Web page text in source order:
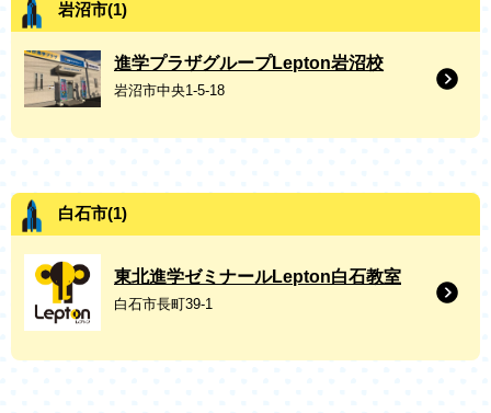
岩沼市(1)
進学プラザグループLepton岩沼校
岩沼市中央1-5-18
白石市(1)
東北進学ゼミナールLepton白石教室
白石市長町39-1